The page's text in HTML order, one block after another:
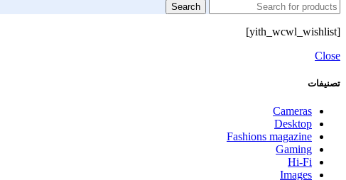
Search
[yith_wcwl_wishlist]
Close
تصنيفات
Cameras
Desktop
Fashions magazine
Gaming
Hi-Fi
Images